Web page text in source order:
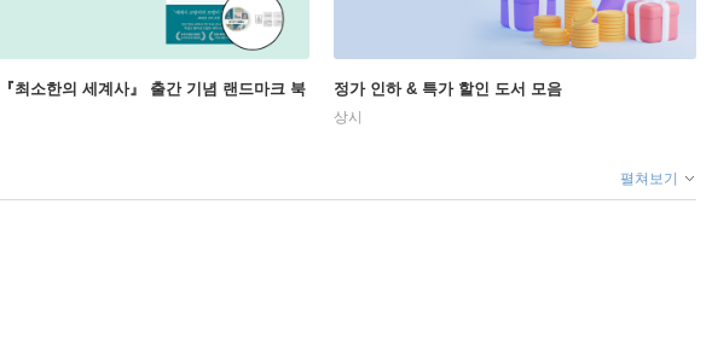
최소한의 세계사』 출간 기념 랜드마크 북
정가 인하 & 특가 할인 도서 모음
상시
펼쳐보기